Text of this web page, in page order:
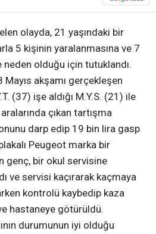
olayda, 21 yaşındaki bir
5 kişinin yaralanmasına ve 7
olduğu için tutuklandı.
Mayıs akşamı gerçekleşen
(37) işe aldığı M.Y.S. (21) ile
çıkan tartışma
darp edip 19 bin lira gasp
Peugeot marka bir
genç, bir okul servisine
ve servisi kaçırarak kaçmaya
kontrolü kaybedip kaza
hastaneye götürüldü.
durumunun iyi olduğu